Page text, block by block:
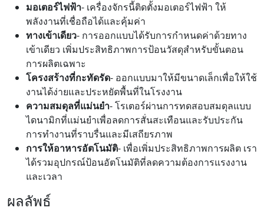
มอเตอร์ไฟฟ้า- เครื่องจักรนี้ติดตั้งมอเตอร์ไฟฟ้า ให้
พลังงานที่เชื่อถือได้และคุ้มค่า
ทางเข้าเดียว- การออกแบบได้รับการกำหนดค่าด้วยทาง
เข้าเดียว เพิ่มประสิทธิภาพการป้อนวัสดุสำหรับขั้นตอน
การผลิตเฉพาะ
โครงสร้างที่กะทัดรัด- ออกแบบมาให้มีขนาดเล็กเพื่อให้ใช้
งานได้ง่ายและประหยัดพื้นที่ในโรงงาน
ความสมดุลที่แม่นยำ- โรเตอร์ผ่านการทดสอบสมดุลแบบ
ไดนามิกที่แม่นยำเพื่อลดการสั่นสะเทือนและรับประกัน
การทำงานที่ราบรื่นและมีเสถียรภาพ
การให้อาหารอัตโนมัติ- เพื่อเพิ่มประสิทธิภาพการผลิต เรา
ได้รวมอุปกรณ์ป้อนอัตโนมัติที่ลดความต้องการแรงงาน
และเวลา
ผลลัพธ์